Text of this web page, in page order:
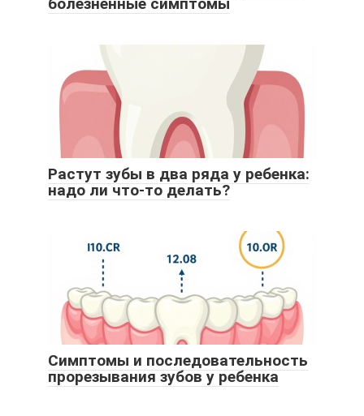
Растут зубы в два ряда у ребенка:
надо ли что-то делать?
Симптомы и последовательность
прорезывания зубов у ребенка